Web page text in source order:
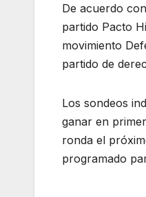
De acuerdo
partido Pacto
movimiento
partido de
Los sondeos
ganar en
ronda el
programado